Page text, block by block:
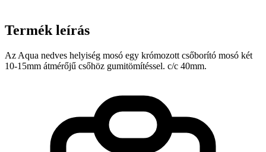
Termék leírás
Az Aqua nedves helyiség mosó egy krómozott csőborító mosó két
10-15mm átmérőjű csőhöz gumitömítéssel. c/c 40mm.